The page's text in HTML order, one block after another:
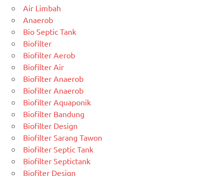
Air Limbah
Anaerob
Bio Septic Tank
Biofilter
Biofilter Aerob
Biofilter Air
Biofilter Anaerob
Biofilter Anaerob
Biofilter Aquaponik
Biofilter Bandung
Biofilter Design
Biofilter Sarang Tawon
Biofilter Septic Tank
Biofilter Septictank
Biofiter Design